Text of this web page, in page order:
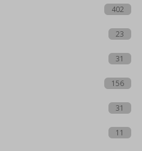
402
23
31
156
31
11